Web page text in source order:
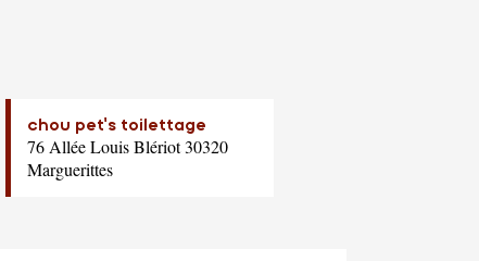
chou pet's toilettage
76 Allée Louis Blériot 30320
Marguerittes